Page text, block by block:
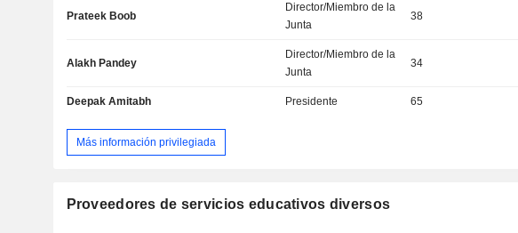
Prateek Boob
Director/Miembro de la
Junta
38
Alakh Pandey
Director/Miembro de la
Junta
34
Deepak Amitabh Presidente 65
Más información privilegiada
Proveedores de servicios educativos diversos